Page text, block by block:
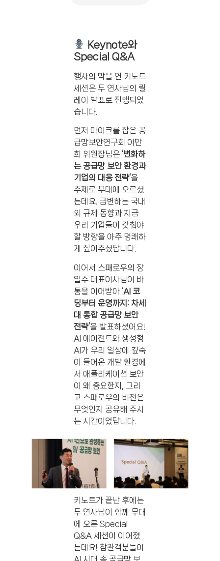
Keynote와
Special Q&A
행사의 막을 연 키노트
세션은 두 연사님의 릴
레이 발표로 진행되었
습니다.
먼저 마이크를 잡은 공
급망보안연구회 이만
희 위원장님은 ‘변화하
는 공급망 보안 환경과
기업의 대응 전략’을
주제로 무대에 오르셨
는데요. 급변하는 국내
외 규제 동향과 지금
우리 기업들이 갖춰야
할 방향을 아주 명쾌하
게 짚어주셨답니다.
이어서 스패로우의 장
일수 대표이사님이 바
통을 이어받아 ‘AI 코
딩부터 운영까지: 차세
대 통합 공급망 보안
전략’을 발표하셨어요!
AI 에이전트와 생성형
AI가 우리 일상에 깊숙
이 들어온 개발 환경에
서 애플리케이션 보안
이 왜 중요한지, 그리
고 스패로우의 비전은
무엇인지 공유해 주시
는 시간이었답니다.
키노트가 끝난 후에는
두 연사님이 함께 무대
에 오른 Special
Q&A 세션이 이어졌
는데요! 참관객분들이
AI 시대 속 공급망 보